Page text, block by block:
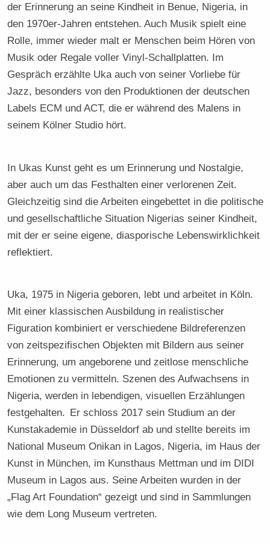
der Erinnerung an seine Kindheit in Benue, Nigeria, in
den 1970er-Jahren entstehen. Auch Musik spielt eine
Rolle, immer wieder malt er Menschen beim Hören von
Musik oder Regale voller Vinyl-Schallplatten. Im
Gespräch erzählte Uka auch von seiner Vorliebe für
Jazz, besonders von den Produktionen der deutschen
Labels ECM und ACT, die er während des Malens in
seinem Kölner Studio hört.
In Ukas Kunst geht es um Erinnerung und Nostalgie,
aber auch um das Festhalten einer verlorenen Zeit.
Gleichzeitig sind die Arbeiten eingebettet in die politische
und gesellschaftliche Situation Nigerias seiner Kindheit,
mit der er seine eigene, diasporische Lebenswirklichkeit
reflektiert.
Uka, 1975 in Nigeria geboren, lebt und arbeitet in Köln.
Mit einer klassischen Ausbildung in realistischer
Figuration kombiniert er verschiedene Bildreferenzen
von zeitspezifischen Objekten mit Bildern aus seiner
Erinnerung, um angeborene und zeitlose menschliche
Emotionen zu vermitteln. Szenen des Aufwachsens in
Nigeria, werden in lebendigen, visuellen Erzählungen
festgehalten. Er schloss 2017 sein Studium an der
Kunstakademie in Düsseldorf ab und stellte bereits im
National Museum Onikan in Lagos, Nigeria, im Haus der
Kunst in München, im Kunsthaus Mettman und im DIDI
Museum in Lagos aus. Seine Arbeiten wurden in der
„Flag Art Foundation“ gezeigt und sind in Sammlungen
wie dem Long Museum vertreten.